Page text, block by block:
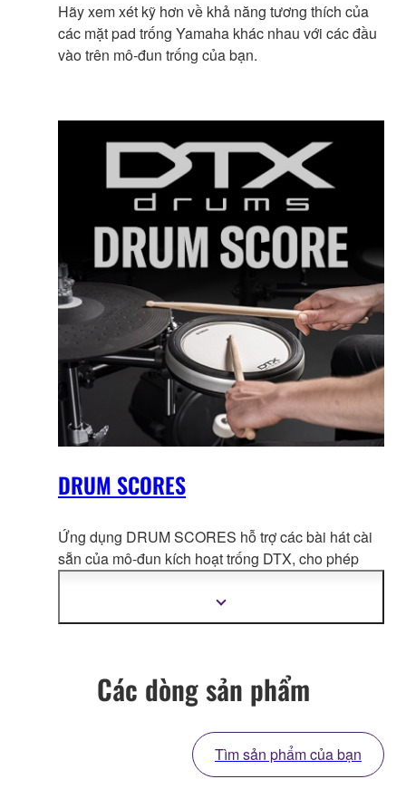
Hãy xem xét kỹ hơn về khả năng tương thích của
các mặt pad trống Yamaha khác nhau với các đầu
vào trên mô-đun trống của bạn.
DRUM SCORES
Ứng dụng DRUM SCORES hỗ trợ các bài hát cài
sẵn của mô-đun kích hoạt trống DTX, cho phép
những dụng cụ luyện tập có giá trị cho người chơi
và giáo viên dạy chơi trống điện tử DTX.
Hiển
Các dòng sản phẩm
Tìm sản phẩm của bạn